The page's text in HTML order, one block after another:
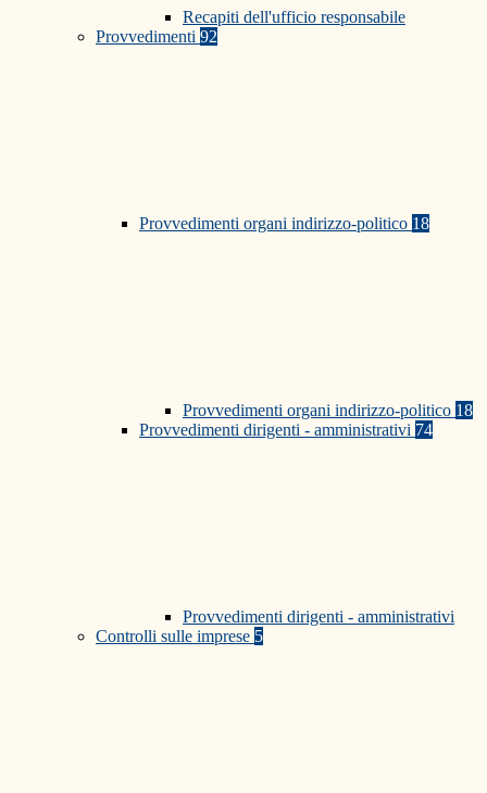
Recapiti dell'ufficio responsabile
Provvedimenti 92
Provvedimenti organi indirizzo-politico 18
Provvedimenti organi indirizzo-politico 18
Provvedimenti dirigenti - amministrativi 74
Provvedimenti dirigenti - amministrativi
Controlli sulle imprese 5